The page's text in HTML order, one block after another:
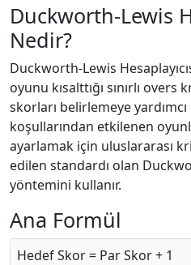
Duckworth-Lewis
Nedir?
Duckworth-Lewis
oyunu kısalttığı sınırlı
skorları belirlemeye
koşullarından etkilenen
ayarlamak için uluslararası
edilen standardı olan
yöntemini kullanır.
Ana Formül
Hedef Skor = Par Skor + 1